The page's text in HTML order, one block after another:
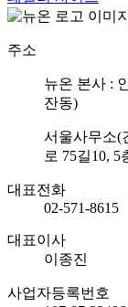
주소
뉴온 본사 :
잔동)
서울사무소(
로 75길10,
대표전화
02-571-8615
대표이사
이종진
사업자등록번호